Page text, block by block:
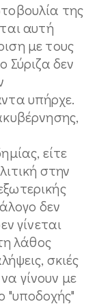
της
αυτή
με τους
Σύριζα δεν
υπήρχε.
είτε
στην
δεν
γίνεται
λάθος
σκιές
γίνουν με
"υποδοχής"